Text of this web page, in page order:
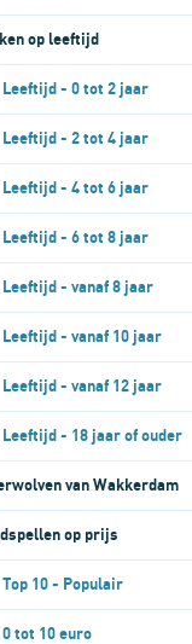
op leeftijd
Leeftijd - 0 tot 2 jaar
Leeftijd - 2 tot 4 jaar
Leeftijd - 4 tot 6 jaar
Leeftijd - 6 tot 8 jaar
Leeftijd - vanaf 8 jaar
Leeftijd - vanaf 10 jaar
Leeftijd - vanaf 12 jaar
Leeftijd - 18 jaar of ouder
van Wakkerdam
op prijs
Top 10 - Populair
0 tot 10 euro